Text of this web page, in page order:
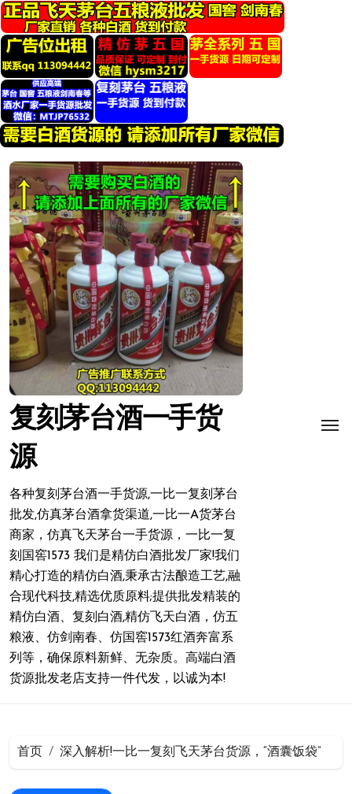
转
到
内
容
复刻茅台酒一手货
源
各种复刻茅台酒一手货源,一比一复刻茅台
批发,仿真茅台酒拿货渠道,一比一A货茅台
商家，仿真飞天茅台一手货源，一比一复
刻国窖1573 我们是精仿白酒批发厂家!我们
精心打造的精仿白酒,秉承古法酿造工艺,融
合现代科技,精选优质原料;提供批发精装的
精仿白酒、复刻白酒,精仿飞天白酒，仿五
粮液、仿剑南春、仿国窖1573红酒奔富系
列等，确保原料新鲜、无杂质。高端白酒
货源批发老店支持一件代发，以诚为本!
首页 深入解析!一比一复刻飞天茅台货源，“酒囊饭袋”